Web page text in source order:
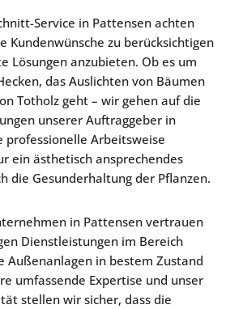
Service in Pattensen achten
Kundenwünsche zu berücksichtigen
Lösungen anzubieten. Ob es um
das Auslichten von Bäumen
Totholz geht – wir gehen auf die
unserer Auftraggeber in
professionelle Arbeitsweise
ein ästhetisch ansprechendes
die Gesunderhaltung der Pflanzen.
in Pattensen vertrauen
Dienstleistungen im Bereich
Außenanlagen in bestem Zustand
umfassende Expertise und unser
stellen wir sicher, dass die